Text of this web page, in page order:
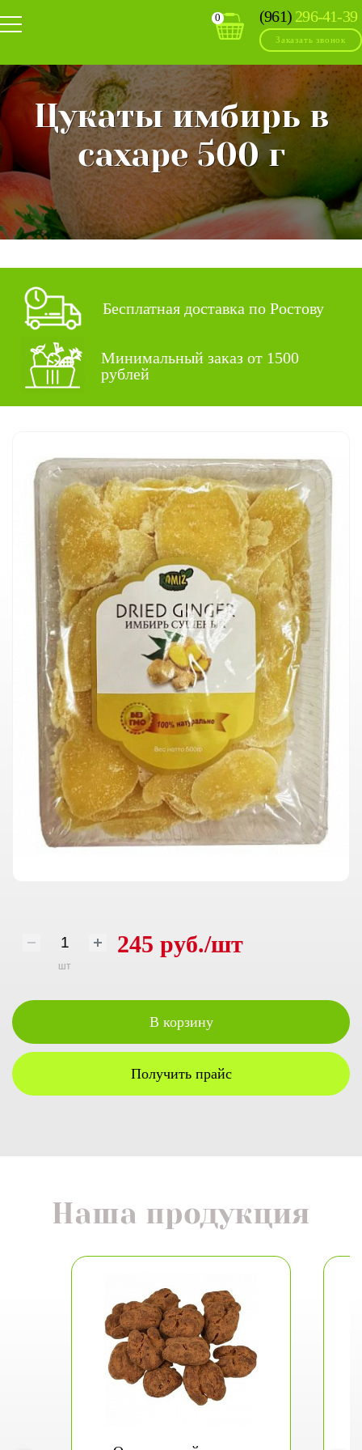
0 (961) 296-41-39
Заказать звонок
Цукаты имбирь в
сахаре 500 г
Бесплатная доставка по Ростову
Минимальный заказ от 1500
рублей
шт
245 руб./шт
В корзину
Получить прайс
Наша продукция